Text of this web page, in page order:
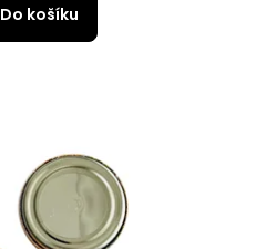
Do košíku